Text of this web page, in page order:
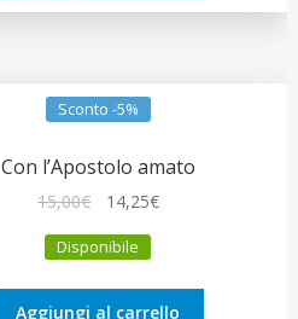
Sconto -5%
Con l’Apostolo amato
15,00€
originale
15,00€.
14,25€Il
14,25€.
Disponibile
Aggiungi al carrello